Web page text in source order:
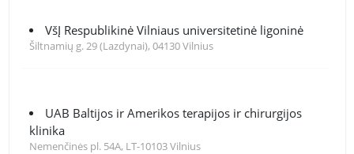
VšĮ Respublikinė Vilniaus universitetinė ligoninė
Šiltnamių g. 29 (Lazdynai), 04130 Vilnius
UAB Baltijos ir Amerikos terapijos ir chirurgijos
klinika
Nemenčinės pl. 54A, LT-10103 Vilnius